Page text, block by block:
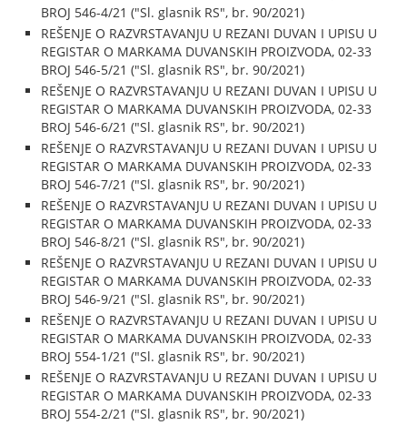
BROJ 546-4/21 ("Sl. glasnik RS", br. 90/2021)
REŠENJE O RAZVRSTAVANJU U REZANI DUVAN I UPISU U
REGISTAR O MARKAMA DUVANSKIH PROIZVODA, 02-33
BROJ 546-5/21 ("Sl. glasnik RS", br. 90/2021)
REŠENJE O RAZVRSTAVANJU U REZANI DUVAN I UPISU U
REGISTAR O MARKAMA DUVANSKIH PROIZVODA, 02-33
BROJ 546-6/21 ("Sl. glasnik RS", br. 90/2021)
REŠENJE O RAZVRSTAVANJU U REZANI DUVAN I UPISU U
REGISTAR O MARKAMA DUVANSKIH PROIZVODA, 02-33
BROJ 546-7/21 ("Sl. glasnik RS", br. 90/2021)
REŠENJE O RAZVRSTAVANJU U REZANI DUVAN I UPISU U
REGISTAR O MARKAMA DUVANSKIH PROIZVODA, 02-33
BROJ 546-8/21 ("Sl. glasnik RS", br. 90/2021)
REŠENJE O RAZVRSTAVANJU U REZANI DUVAN I UPISU U
REGISTAR O MARKAMA DUVANSKIH PROIZVODA, 02-33
BROJ 546-9/21 ("Sl. glasnik RS", br. 90/2021)
REŠENJE O RAZVRSTAVANJU U REZANI DUVAN I UPISU U
REGISTAR O MARKAMA DUVANSKIH PROIZVODA, 02-33
BROJ 554-1/21 ("Sl. glasnik RS", br. 90/2021)
REŠENJE O RAZVRSTAVANJU U REZANI DUVAN I UPISU U
REGISTAR O MARKAMA DUVANSKIH PROIZVODA, 02-33
BROJ 554-2/21 ("Sl. glasnik RS", br. 90/2021)